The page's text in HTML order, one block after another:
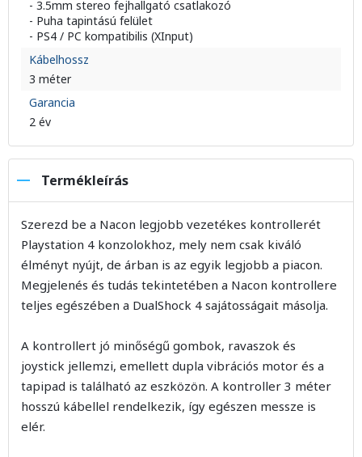
- 3.5mm stereo fejhallgató csatlakozó
- Puha tapintású felület
- PS4 / PC kompatibilis (XInput)
Kábelhossz
3 méter
Garancia
2 év
Termékleírás
Szerezd be a Nacon legjobb vezetékes kontrollerét
Playstation 4 konzolokhoz, mely nem csak kiváló
élményt nyújt, de árban is az egyik legjobb a piacon.
Megjelenés és tudás tekintetében a Nacon kontrollere
teljes egészében a DualShock 4 sajátosságait másolja.
A kontrollert jó minőségű gombok, ravaszok és
joystick jellemzi, emellett dupla vibrációs motor és a
tapipad is található az eszközön. A kontroller 3 méter
hosszú kábellel rendelkezik, így egészen messze is
elér.